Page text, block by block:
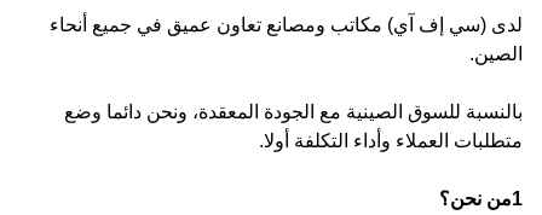
لدى (سي إف آي) مكاتب ومصانع تعاون عميق في جميع أنحاء
الصين.
بالنسبة للسوق الصينية مع الجودة المعقدة، ونحن دائما وضع
متطلبات العملاء وأداء التكلفة أولا.
1من نحن؟